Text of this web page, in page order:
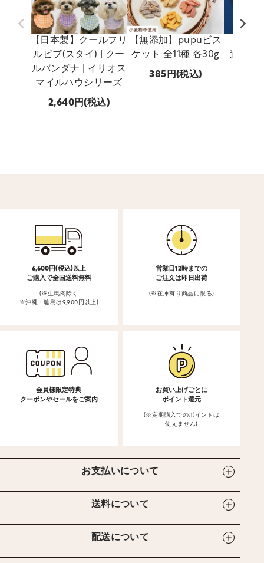
【日本製】クールフリ
ルビブ(スタイ) | クー
ルバンダナ | イリオス
マイルハウシリーズ
2,640 (税込)
【無添加】pupuビス
ケット 全11種 各30g
385 (税込)
道産
6,600円(税込)以上
ご購入で全国送料無料
(※生馬肉除く
※沖縄・離島は9,900円以上)
営業日12時までの
ご注文は即日出荷
(※在庫有り商品に限る)
会員様限定特典
クーポンやセールをご案内
お買い上げごとに
ポイント還元
(※定期購入でのポイントは
使えません)
お支払いについて
送料について
配送について